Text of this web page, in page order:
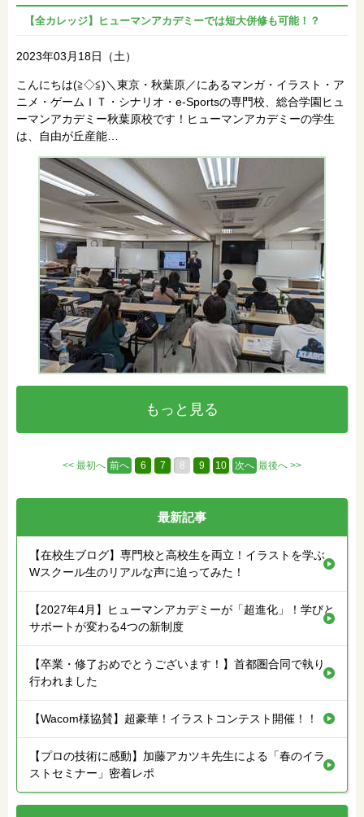
【全カレッジ】ヒューマンアカデミーでは短大併修も可能！？
2023年03月18日（土）
こんにちは(≧◇≦)＼東京・秋葉原／にあるマンガ・イラスト・ア
ニメ・ゲームＩＴ・シナリオ・e-Sportsの専門校、総合学園ヒュ
ーマンアカデミー秋葉原校です！ヒューマンアカデミーの学生
は、自由が丘産能…
もっと見る
<< 最初へ 前へ 6 7 8 9 10 次へ 最後へ >>
最新記事
【在校生ブログ】専門校と高校生を両立！イラストを学ぶ
Wスクール生のリアルな声に迫ってみた！
【2027年4月】ヒューマンアカデミーが「超進化」！学びと
サポートが変わる4つの新制度
【卒業・修了おめでとうございます！】首都圏合同で執り
行われました
【Wacom様協賛】超豪華！イラストコンテスト開催！！
【プロの技術に感動】加藤アカツキ先生による「春のイラ
ストセミナー」密着レポ